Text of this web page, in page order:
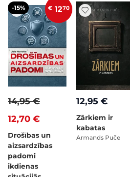
-15% € 1270
12,70 €
14,95 €
Drošības un
aizsardzības
padomi
ikdienas
12,95 €
Zārkiem ir
kabatas
Armands Puče